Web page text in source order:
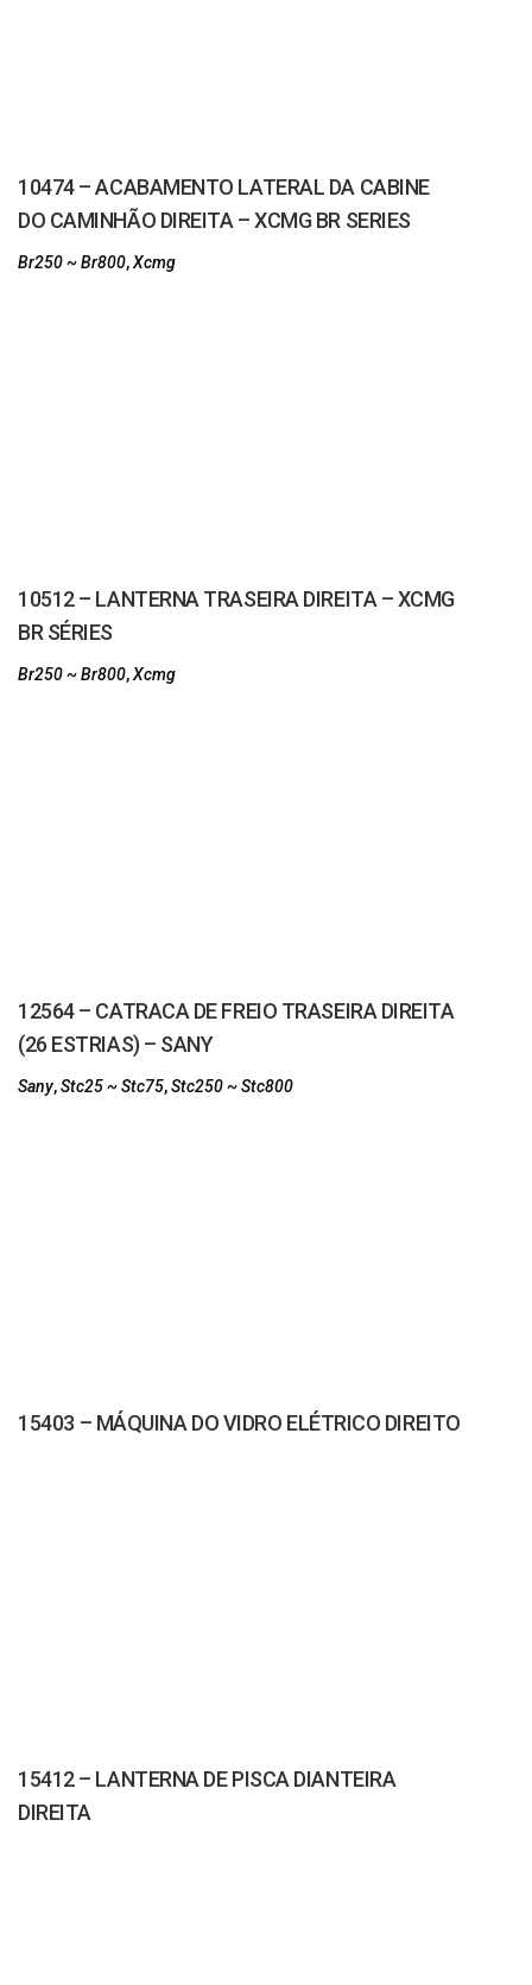
10474 – ACABAMENTO LATERAL DA CABINE
DO CAMINHÃO DIREITA – XCMG BR SERIES
Br250 ~ Br800,Xcmg
10512 – LANTERNA TRASEIRA DIREITA – XCMG
BR SÉRIES
Br250 ~ Br800,Xcmg
12564 – CATRACA DE FREIO TRASEIRA DIREITA
(26 ESTRIAS) – SANY
Sany,Stc25 ~ Stc75,Stc250 ~ Stc800
15403 – MÁQUINA DO VIDRO ELÉTRICO DIREITO
15412 – LANTERNA DE PISCA DIANTEIRA
DIREITA